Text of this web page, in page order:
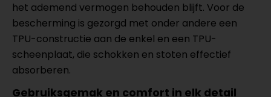
het ademend vermogen behouden blijft. Voor de
bescherming is gezorgd met onder andere een
TPU-constructie aan de enkel en een TPU-
scheenplaat, die schokken en stoten effectief
absorberen.
Gebruiksgemak en comfort in elk detail